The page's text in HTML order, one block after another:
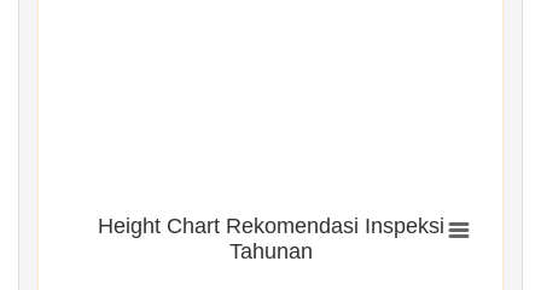
Height Chart Rekomendasi Inspeksi
Tahunan